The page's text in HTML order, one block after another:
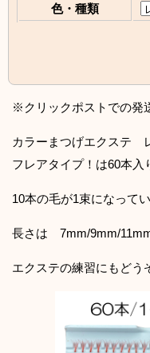
色・種類
※クリックポストでの発
カラーまつげエクステ
フレアタイプ！は60本入
10本の毛が1束になってい
長さは 7mm/9mm/
エクステの練習にもどう